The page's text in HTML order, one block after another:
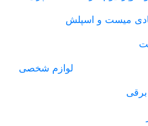
میست و اسپلش
لوازم شخصی